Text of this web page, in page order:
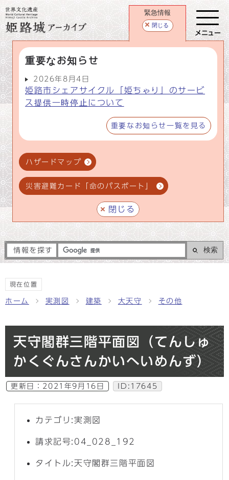
緊急情報
閉じる
重要なお知らせ
2026年8月4日
姫路市シェアサイクル「姫ちゃり」のサービ
ス提供一時停止について
重要なお知らせ一覧を見る
ハザードマップ
災害避難カード「命のパスポート」
閉じる
メニュー
情報を探す 検索
現在位置
ホーム 実測図 建築 大天守 その他
天守閣群三階平面図（てんしゅ
かくぐんさんかいへいめんず）
更新日： 2021年9月16日 ID:17645
カテゴリ:実測図
請求記号:04_028_192
タイトル:天守閣群三階平面図